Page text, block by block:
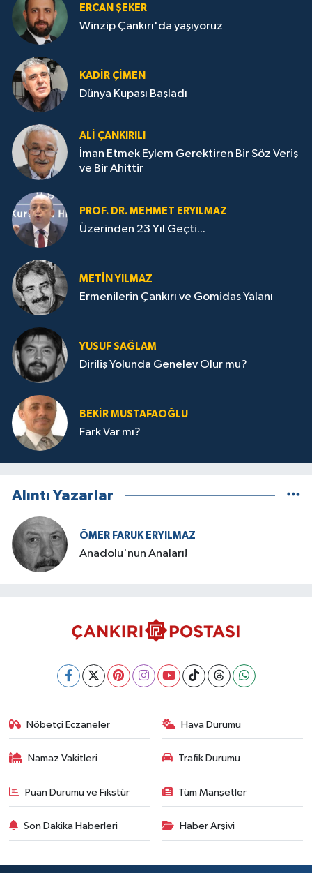
ERCAN ŞEKER
Winzip Çankırı'da yaşıyoruz
KADIR ÇIMEN
Dünya Kupası Başladı
ALI ÇANKIRILI
İman Etmek Eylem Gerektiren Bir Söz Veriş
ve Bir Ahittir
PROF. DR. MEHMET ERYILMAZ
Üzerinden 23 Yıl Geçti...
METIN YILMAZ
Ermenilerin Çankırı ve Gomidas Yalanı
YUSUF SAĞLAM
Diriliş Yolunda Genelev Olur mu?
BEKIR MUSTAFAOĞLU
Fark Var mı?
Alıntı Yazarlar
ÖMER FARUK ERYILMAZ
Anadolu'nun Anaları!
Nöbetçi Eczaneler Hava Durumu
Namaz Vakitleri Trafik Durumu
Puan Durumu ve Fikstür Tüm Manşetler
Son Dakika Haberleri Haber Arşivi